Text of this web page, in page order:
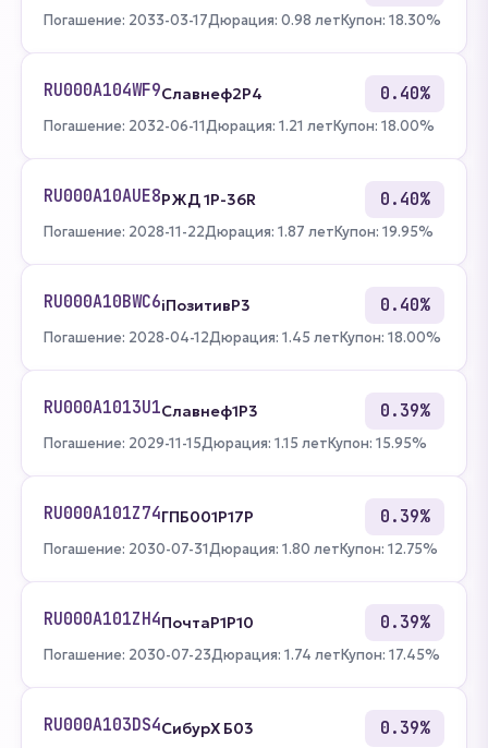
Погашение: 2033-03-17Дюрация: 0.98 летКупон: 18.30%
RU000A104WF9Славнеф2Р4 0.40%
Погашение: 2032-06-11Дюрация: 1.21 летКупон: 18.00%
RU000A10AUE8РЖД 1Р-36R 0.40%
Погашение: 2028-11-22Дюрация: 1.87 летКупон: 19.95%
RU000A10BWC6iПозитивР3 0.40%
Погашение: 2028-04-12Дюрация: 1.45 летКупон: 18.00%
RU000A1013U1Славнеф1Р3 0.39%
Погашение: 2029-11-15Дюрация: 1.15 летКупон: 15.95%
RU000A101Z74ГПБ001P17P 0.39%
Погашение: 2030-07-31Дюрация: 1.80 летКупон: 12.75%
RU000A101ZH4ПочтаР1P10 0.39%
Погашение: 2030-07-23Дюрация: 1.74 летКупон: 17.45%
RU000A103DS4СибурХ Б03 0.39%